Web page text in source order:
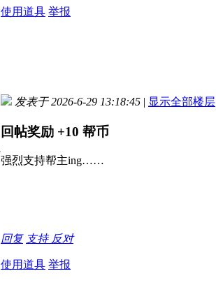
使用道具 举报
发表于 2026-6-29 13:18:45 | 显示全部楼层
回帖奖励 +10 帮币
强烈支持帮主ing……
回复 支持 反对
使用道具 举报